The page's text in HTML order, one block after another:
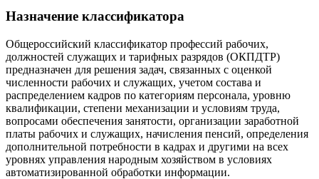
Назначение классификатора
Общероссийский классификатор профессий рабочих,
должностей служащих и тарифных разрядов (ОКПДТР)
предназначен для решения задач, связанных с оценкой
численности рабочих и служащих, учетом состава и
распределением кадров по категориям персонала, уровню
квалификации, степени механизации и условиям труда,
вопросами обеспечения занятости, организации заработной
платы рабочих и служащих, начисления пенсий, определения
дополнительной потребности в кадрах и другими на всех
уровнях управления народным хозяйством в условиях
автоматизированной обработки информации.